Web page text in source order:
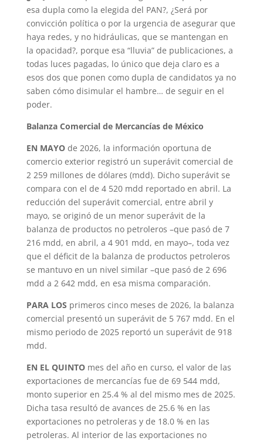
esa dupla como la elegida del PAN?, ¿Será por
convicción política o por la urgencia de asegurar que
haya redes, y no hidráulicas, que se mantengan en
la opacidad?, porque esa “lluvia” de publicaciones, a
todas luces pagadas, lo único que deja claro es a
esos dos que ponen como dupla de candidatos ya no
saben cómo disimular el hambre… de seguir en el
poder.
Balanza Comercial de Mercancías de México
EN MAYOde 2026, la información oportuna de
comercio exterior registró un superávit comercial de
2 259 millones de dólares (mdd). Dicho superávit se
compara con el de 4 520 mdd reportado en abril. La
reducción del superávit comercial, entre abril y
mayo, se originó de un menor superávit de la
balanza de productos no petroleros –que pasó de 7
216 mdd, en abril, a 4 901 mdd, en mayo–, toda vez
que el déficit de la balanza de productos petroleros
se mantuvo en un nivel similar –que pasó de 2 696
mdd a 2 642 mdd, en esa misma comparación.
PARA LOS primeros cinco meses de 2026, la balanza
comercial presentó un superávit de 5 767 mdd. En el
mismo periodo de 2025 reportó un superávit de 918
mdd.
EN EL QUINTOmes del año en curso, el valor de las
exportaciones de mercancías fue de 69 544 mdd,
monto superior en 25.4 % al del mismo mes de 2025.
Dicha tasa resultó de avances de 25.6 % en las
exportaciones no petroleras y de 18.0 % en las
petroleras. Al interior de las exportaciones no